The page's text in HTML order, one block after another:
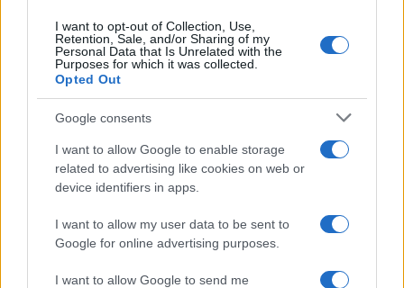
I want to opt-out of Collection, Use,
Retention, Sale, and/or Sharing of my
Personal Data that Is Unrelated with the
Purposes for which it was collected.
Opted Out
Google consents
I want to allow Google to enable storage
related to advertising like cookies on web or
device identifiers in apps.
I want to allow my user data to be sent to
Google for online advertising purposes.
I want to allow Google to send me
seu portfólio
Bruno Costa · 9 ago 2026
FINANÇA